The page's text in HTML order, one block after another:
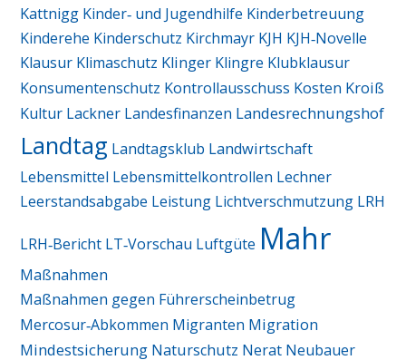
Kattnigg Kinder‑ und Jugendhilfe Kinderbetreuung
Kinderehe Kinderschutz Kirchmayr KJH KJH‑Novelle
Klausur Klimaschutz Klinger Klingre Klubklausur
Konsumentenschutz Kontrollausschuss Kosten Kroiß
Kultur Lackner Landesfinanzen Landesrechnungshof
Landtag Landtagsklub Landwirtschaft
Lebensmittel Lebensmittelkontrollen Lechner
Leerstandsabgabe Leistung Lichtverschmutzung LRH
LRH‑Bericht LT‑Vorschau Luftgüte Mahr
Maßnahmen
Maßnahmen gegen Führerscheinbetrug
Mercosur‑Abkommen Migranten Migration
Mindestsicherung Naturschutz Nerat Neubauer